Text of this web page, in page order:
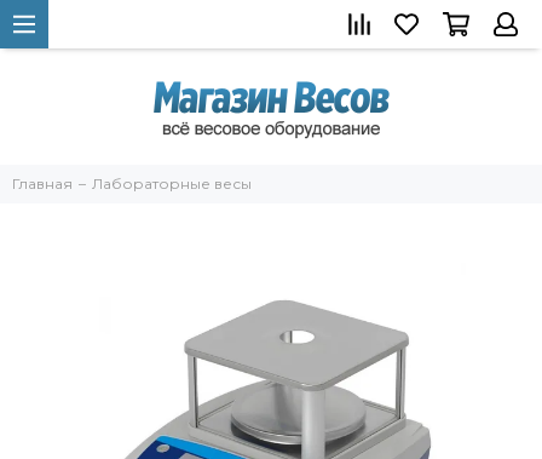
Главная Лабораторные весы